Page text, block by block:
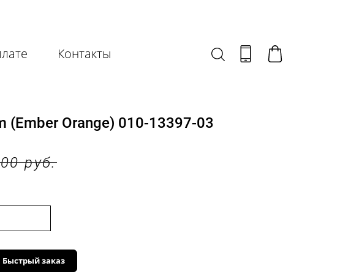
Контакты
Orange) 010-13397-03
руб.
Быстрый заказ